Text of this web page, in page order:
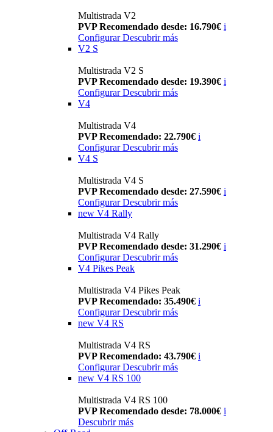
Multistrada V2
PVP Recomendado desde: 16.790€ i
Configurar Descubrir más
V2 S
Multistrada V2 S
PVP Recomendado desde: 19.390€ i
Configurar Descubrir más
V4
Multistrada V4
PVP Recomendado: 22.790€ i
Configurar Descubrir más
V4 S
Multistrada V4 S
PVP Recomendado desde: 27.590€ i
Configurar Descubrir más
new V4 Rally
Multistrada V4 Rally
PVP Recomendado desde: 31.290€ i
Configurar Descubrir más
V4 Pikes Peak
Multistrada V4 Pikes Peak
PVP Recomendado: 35.490€ i
Configurar Descubrir más
new V4 RS
Multistrada V4 RS
PVP Recomendado: 43.790€ i
ConfigurarDescubrir más
new V4 RS 100
Multistrada V4 RS 100
PVP Recomendado desde: 78.000€ i
Descubrir más